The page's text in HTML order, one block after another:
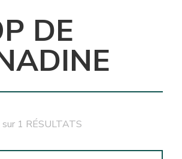
DE
1 RÉSULTATS